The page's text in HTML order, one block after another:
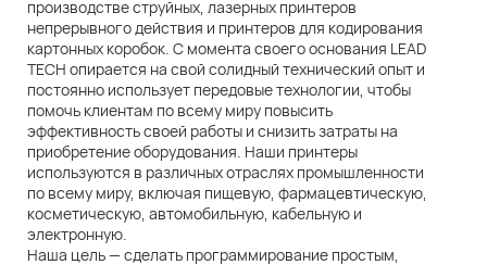
производстве струйных, лазерных принтеров
непрерывного действия и принтеров для кодирования
картонных коробок. С момента своего основания LEAD
TECH опирается на свой солидный технический опыт и
постоянно использует передовые технологии, чтобы
помочь клиентам по всему миру повысить
эффективность своей работы и снизить затраты на
приобретение оборудования. Наши принтеры
используются в различных отраслях промышленности
по всему миру, включая пищевую, фармацевтическую,
косметическую, автомобильную, кабельную и
электронную.
Наша цель — сделать программирование простым,